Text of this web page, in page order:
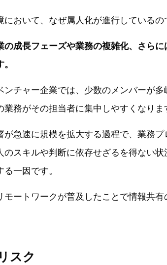
おいて、なぜ属人化が進行しているの
の成長フェーズや業務の複雑化、さら
ンチャー企業では、少数のメンバーが
務がその担当者に集中しやすくなりま
が急速に規模を拡大する過程で、業務
のスキルや判断に依存せざるを得ない状
一因です。
モートワークが普及したことで情報共
スク